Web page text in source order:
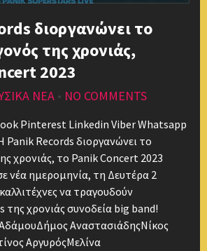
διοργανώνει το
της χρονιάς,
2023
ΝΕΑ • NO COMMENTS
Pinterest Linkedin Viber Whatsapp
Records διοργανώνει το
χρονιάς, το Panik Concert 2023
νέα ημερομηνία, τη Δευτέρα 2
να τραγουδούν
της χρονιάς συνοδεία big band!
ΑναστασιάδηςΝίκος
ΑργυρόςΜελίνα